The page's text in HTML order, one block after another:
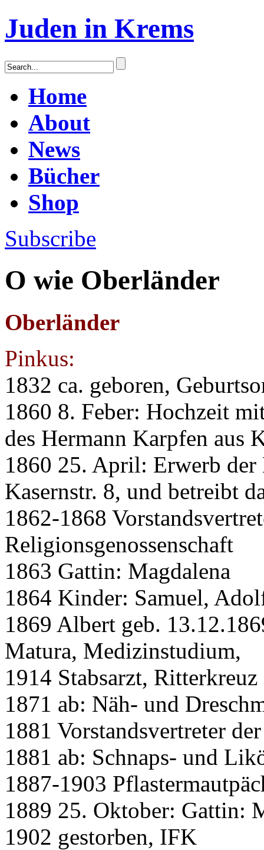
Juden in Krems
Home
About
News
Bücher
Shop
Subscribe
O wie Oberländer
Oberländer
Pinkus:
1832 ca. geboren,
1860 8. Feber: Hochzeit
des Hermann Karpfen aus
1860 25. April: Erwerb
Kasernstr. 8, und betreibt
1862-1868
Religionsgenossenschaft
1863 Gattin: Magdalena
1864 Kinder: Samuel,
1869 Albert geb.
Matura, Medizinstudium,
1914 Stabsarzt, Ritterkreuz
1871 ab: Näh- und
1881 Vorstandsvertreter
1881 ab: Schnaps- und
1887-1903
1889 25. Oktober: Gattin:
1902 gestorben, IFK